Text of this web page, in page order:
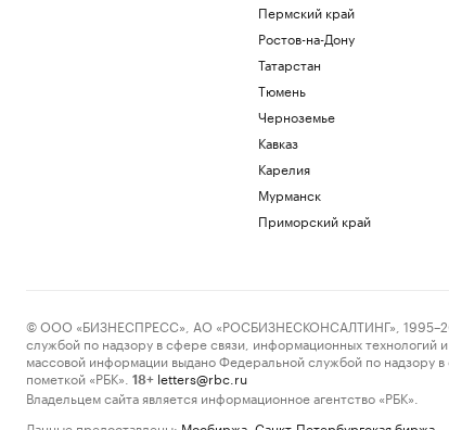
Пермский край
Ростов-на-Дону
Татарстан
Тюмень
Черноземье
Кавказ
Карелия
Мурманск
Приморский край
© ООО «БИЗНЕСПРЕСС», АО «РОСБИЗНЕСКОНСАЛТИНГ»,
службой по надзору в сфере связи, информационных технологий
массовой информации выдано Федеральной службой по
пометкой «РБК».
18+ letters@rbc.ru
Владельцем сайта является информационное агентство «РБК».